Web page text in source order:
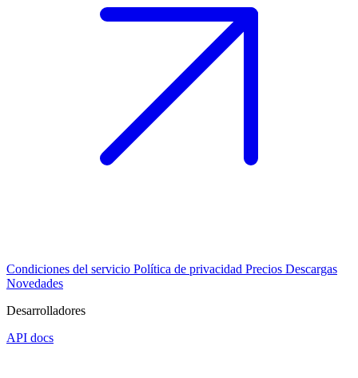
Condiciones del servicio Política de privacidad Precios Descargas
Novedades
Desarrolladores
API docs